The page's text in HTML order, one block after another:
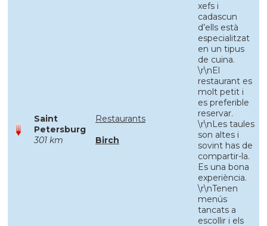
Saint
Petersburg
301 km
Restaurants
Birch
xefs i
cadascun
d’ells està
especialitzat
en un tipus
de cuina.
\r\nEl
restaurant es
molt petit i
es preferible
reservar.
\r\nLes taules
son altes i
sovint has de
compartir-la.
Es una bona
experiència.
\r\nTenen
menús
tancats a
escollir i els